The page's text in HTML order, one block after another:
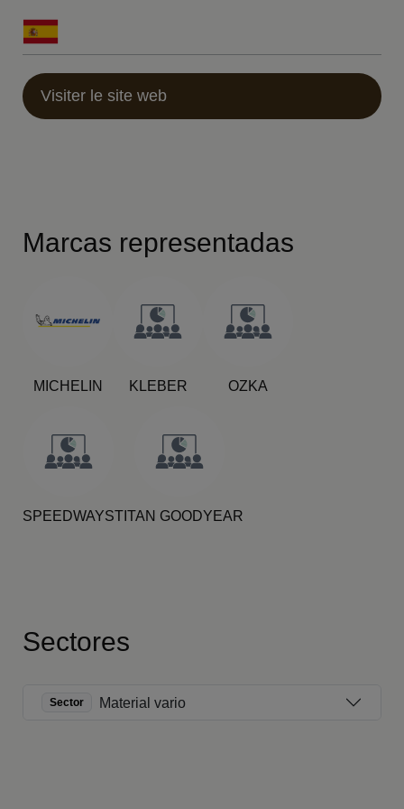
Visiter le site web
Marcas representadas
MICHELIN KLEBER OZKA
SPEEDWAYSTITAN GOODYEAR
Sectores
Sector Material vario